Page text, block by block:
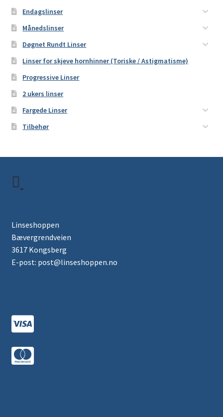
Endagslinser
Månedslinser
Døgnet Rundt Linser
Linser for skjeve hornhinner (Toriske / Astigmatisme)
Progressive Linser
2 ukers linser
Fargede Linser
Tilbehør
Linseshoppen
Bævergrendveien
3617 Kongsberg
E-post: post@linseshoppen.no